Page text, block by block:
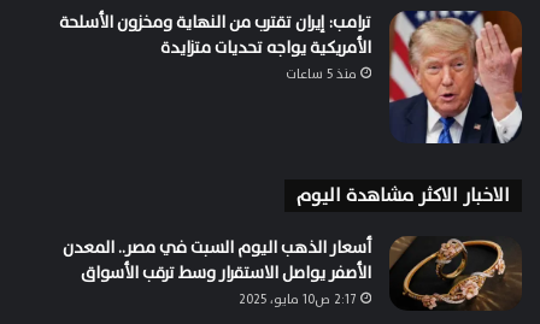
ترامب: إيران تقترب من النهاية ومخزون الأسلحة
الأمريكية يواجه تحديات متزايدة
منذ 5 ساعات
الاخبار الاكثر مشاهدة اليوم
أسعار الذهب اليوم السبت في مصر.. المعدن
الأصفر يواصل الاستقرار وسط ترقب الأسواق
2:17 ص10 مايو، 2025